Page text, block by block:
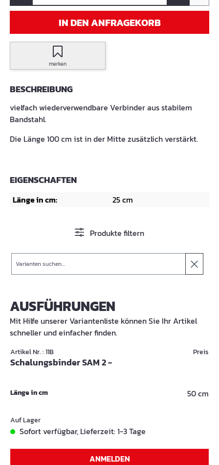
IN DEN ANFRAGEKORB
merken
BESCHREIBUNG
vielfach wiederverwendbare Verbinder aus stabilem
Bandstahl.
Die Länge 100 cm ist in der Mitte zusätzlich verstärkt.
EIGENSCHAFTEN
Länge in cm: 25 cm
Produkte filtern
AUSFÜHRUNGEN
Mit Hilfe unserer Variantenliste können Sie Ihr Artikel
schneller und einfacher finden.
Artikel Nr. : 11B
Schalungsbinder SAM 2 -
Preis
Länge in cm 50 cm
Auf Lager
Sofort verfügbar, Lieferzeit: 1-3 Tage
ANMELDEN